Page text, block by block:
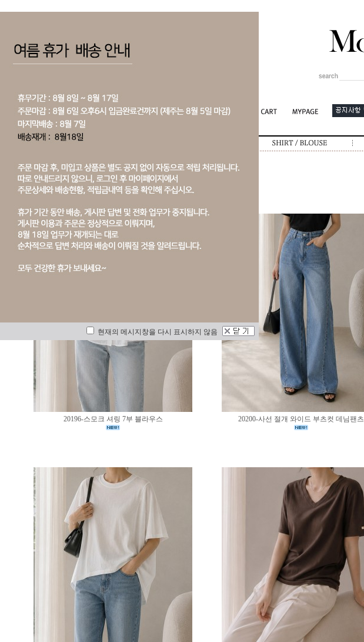
20196-스모크 셔링 7부 블라우스 20200-사선 절개 와이드 부츠컷 데님팬츠
현재의 메시지창을 다시 표시하지 않음